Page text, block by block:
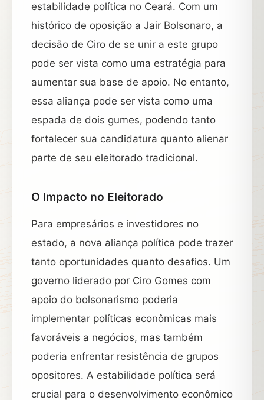
estabilidade política no Ceará. Com um
histórico de oposição a Jair Bolsonaro, a
decisão de Ciro de se unir a este grupo
pode ser vista como uma estratégia para
aumentar sua base de apoio. No entanto,
essa aliança pode ser vista como uma
espada de dois gumes, podendo tanto
fortalecer sua candidatura quanto alienar
parte de seu eleitorado tradicional.
O Impacto no Eleitorado
Para empresários e investidores no
estado, a nova aliança política pode trazer
tanto oportunidades quanto desafios. Um
governo liderado por Ciro Gomes com
apoio do bolsonarismo poderia
implementar políticas econômicas mais
favoráveis a negócios, mas também
poderia enfrentar resistência de grupos
opositores. A estabilidade política será
crucial para o desenvolvimento econômico